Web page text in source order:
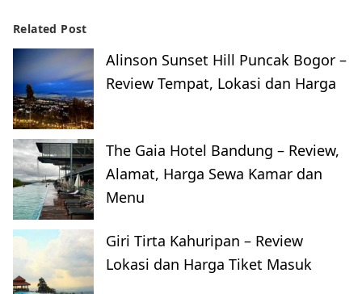
Related Post
Alinson Sunset Hill Puncak Bogor –
Review Tempat, Lokasi dan Harga
The Gaia Hotel Bandung – Review,
Alamat, Harga Sewa Kamar dan
Menu
Giri Tirta Kahuripan – Review
Lokasi dan Harga Tiket Masuk